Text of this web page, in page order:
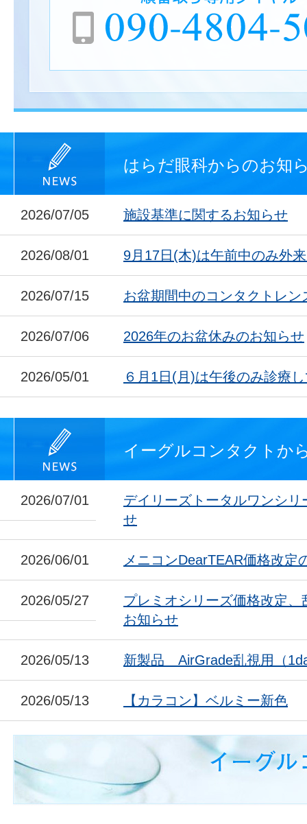
はらだ眼科からのお知
2026/07/05 施設基準に関するお知らせ
2026/08/01 9月17日(木)は午前中のみ外
2026/07/15 お盆期間中のコンタクトレン
2026/07/06 2026年のお盆休みのお知らせ
2026/05/01 ６月1日(月)は午後のみ診療
イーグルコンタクトか
2026/07/01
デイリーズトータルワンシ
せ
2026/06/01 メニコンDearTEAR価格改定
2026/05/27
プレミオシリーズ価格改定
お知らせ
2026/05/13 新製品 AirGrade乱視用（
2026/05/13 【カラコン】ベルミー新色